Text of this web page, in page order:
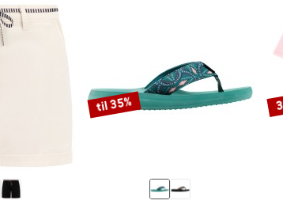
til 35%